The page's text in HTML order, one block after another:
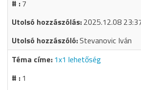
7
2025.12.08
Stevanovic Iván
1x1 lehetőség
1